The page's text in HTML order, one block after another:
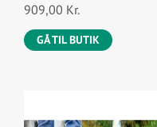
909,00 Kr.
GÅ TIL BUTIK